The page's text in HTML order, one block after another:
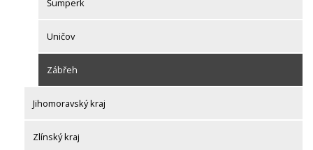
Šumperk
Uničov
Zábřeh
Jihomoravský kraj
Zlínský kraj